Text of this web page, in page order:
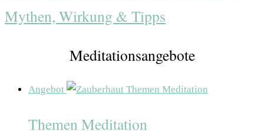
Mythen, Wirkung & Tipps
Meditationsangebote
Angebot
Themen Meditation